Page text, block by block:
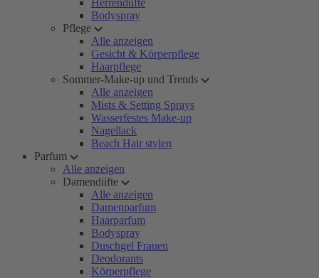
Herrendüfte
Bodyspray
Pflege
Alle anzeigen
Gesicht & Körperpflege
Haarpflege
Sommer-Make-up und Trends
Alle anzeigen
Mists & Setting Sprays
Wasserfestes Make-up
Nagellack
Beach Hair stylen
Parfum
Alle anzeigen
Damendüfte
Alle anzeigen
Damenparfum
Haarparfum
Bodyspray
Duschgel Frauen
Deodorants
Körperpflege